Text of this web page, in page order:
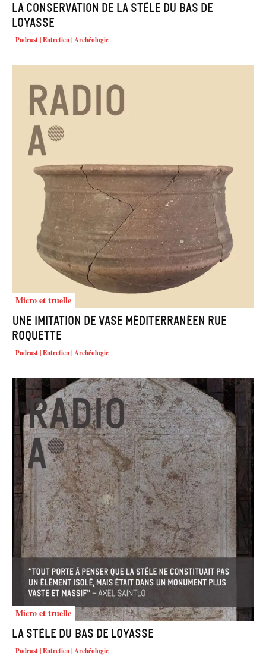
La conservation de la stèle du Bas de
Loyasse
Podcast | Entretien | Archéologie
Micro et truelle
Une imitation de vase méditerranéen rue
Roquette
Podcast | Entretien | Archéologie
Micro et truelle
La stèle du Bas de Loyasse
Podcast | Entretien | Archéologie